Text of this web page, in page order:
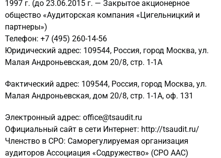
1997 г. (до 23.06.2015 г. — Закрытое акционерное
общество «Аудиторская компания «Цигельницкий и
партнеры»)
Телефон: +7 (495) 260-14-56
Юридический адрес: 109544, Россия, город Москва, ул.
Малая Андроньевская, дом 20/8, стр. 1-1А
Фактический адрес: 109544, Россия, город Москва, ул.
Малая Андроньевская, дом 20/8, стр. 1-1А, оф. 131
Электронный адрес: office@tsaudit.ru
Официальный сайт в сети Интернет: http://tsaudit.ru/
Членство в СРО: Саморегулируемая организация
аудиторов Ассоциация «Содружество» (СРО ААС)